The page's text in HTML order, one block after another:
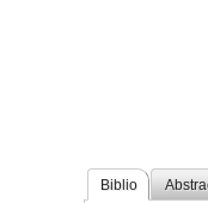
Biblio